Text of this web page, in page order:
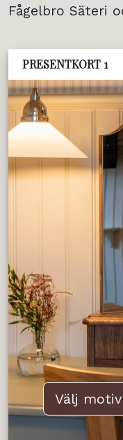
Fågelbro Säteri
PRESENTKORT 1
Välj motiv